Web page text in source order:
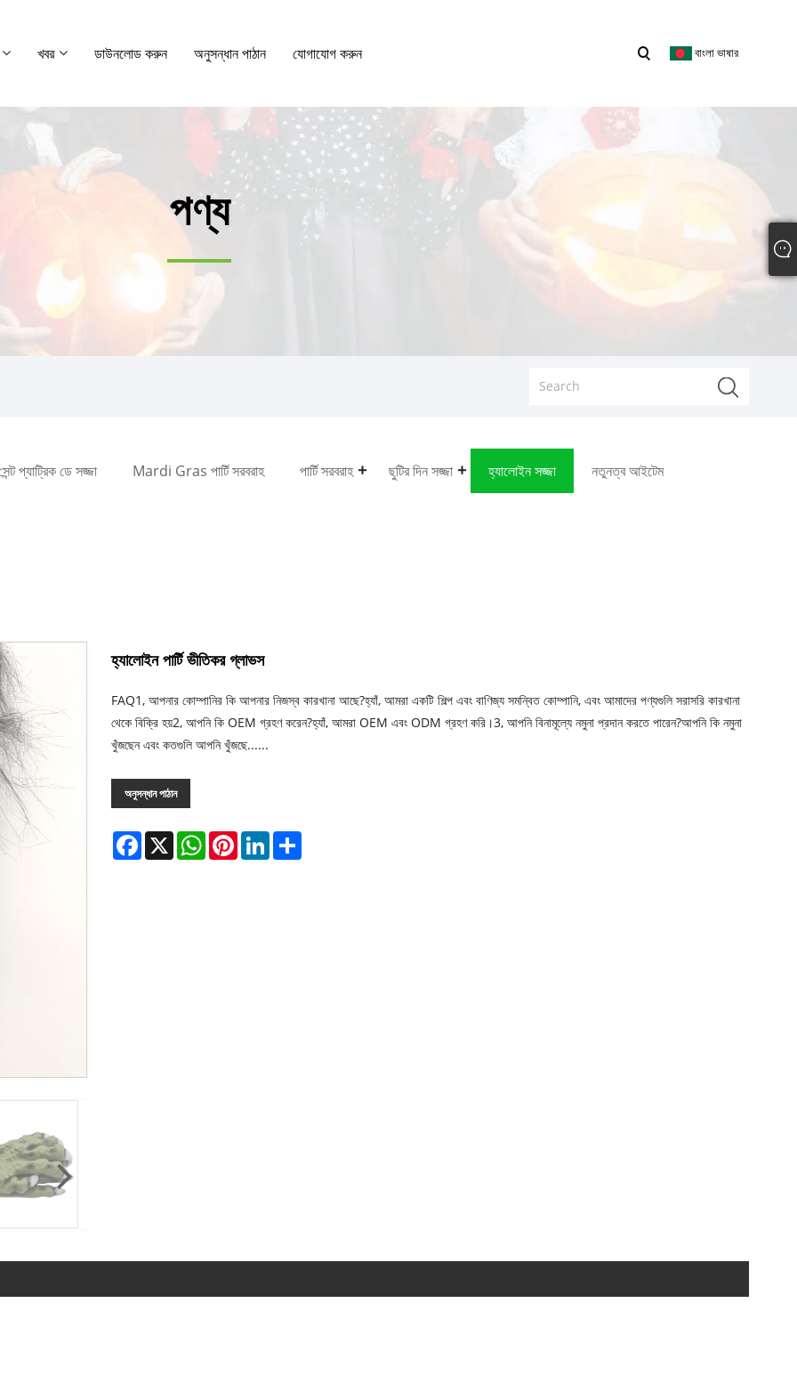
খবর ডাউনলোড করুন অনুসন্ধান পাঠান যোগাযোগ করুন বাংলা ভাষার
পণ্য
প্যাট্রিক ডে সজ্জা Mardi Gras পার্টি সরবরাহ পার্টি সরবরাহ ছুটির দিন সজ্জা হ্যালোইন সজ্জা নতুনত্ব আইটেম
হ্যালোইন পার্টি ভীতিকর গ্লাভস
FAQ1, আপনার কোম্পানির কি আপনার নিজস্ব কারখানা আছে?হ্যাঁ, আমরা একটি শিল্প এবং বাণিজ্য সমন্বিত কোম্পানি, এবং আমাদের পণ্যগুলি সরাসরি কারখানা
থেকে বিক্রি হয়2, আপনি কি OEM গ্রহণ করেন?হ্যাঁ, আমরা OEM এবং ODM গ্রহণ করি।3, আপনি বিনামূল্যে নমুনা প্রদান করতে পারেন?আপনি কি নমুনা
খুঁজছেন এবং কতগুলি আপনি খুঁজছে......
অনুসন্ধান পাঠান
Facebook
X WhatsApp
PinterestLinkedIn